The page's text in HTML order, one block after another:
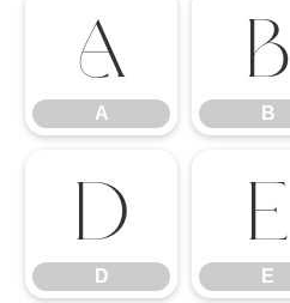
A
A
B
B
D
D
E
E